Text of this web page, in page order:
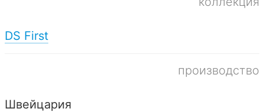
DS First
производство
Швейцария